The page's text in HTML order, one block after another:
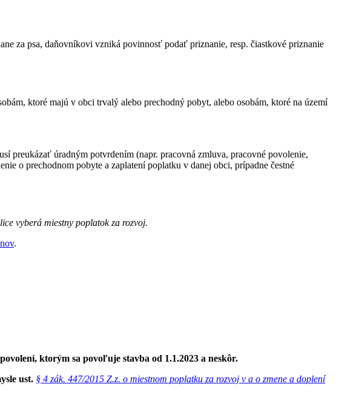
za psa, daňovníkovi vzniká povinnosť podať priznanie, resp. čiastkové priznanie
ktoré majú v obci trvalý alebo prechodný pobyt, alebo osobám, ktoré na území
preukázať úradným potvrdením (napr. pracovná zmluva, pracovné povolenie,
o prechodnom pobyte a zaplatení poplatku v danej obci, prípadne čestné
vyberá miestny poplatok za rozvoj.
.
ktorým sa povoľuje stavba od 1.1.2023 a neskôr.
ust. § 4 zák. 447/2015 Z.z. o miestnom poplatku za rozvoj v a o zmene a doplení